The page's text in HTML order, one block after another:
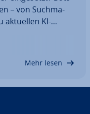
– von Such­ma­
aktuellen KI-
sowie Risiken
Mehr lesen